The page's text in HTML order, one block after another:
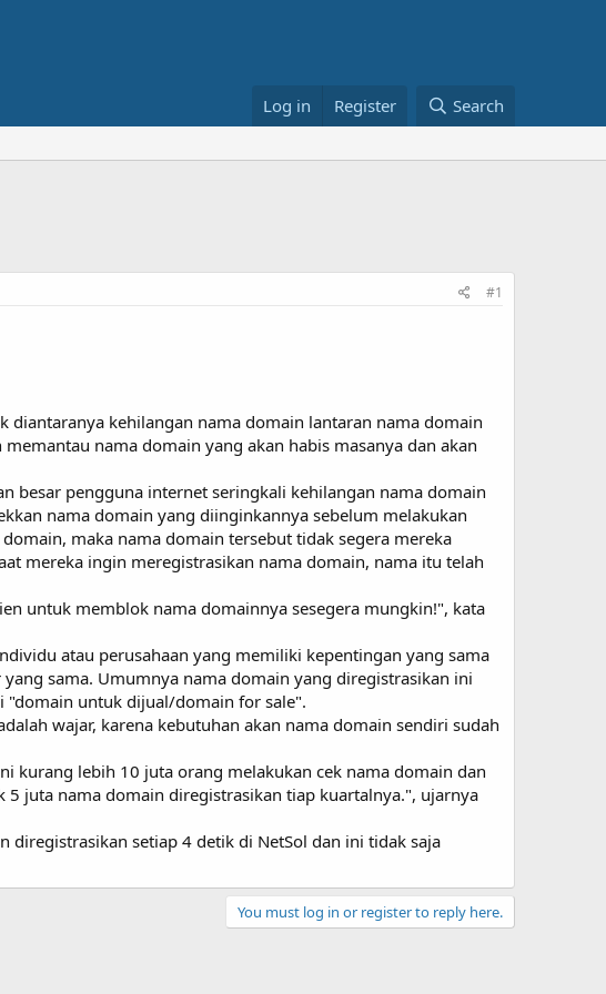
Log in Register Search
#1
diantaranya kehilangan nama domain lantaran nama domain
nama domain yang akan habis masanya dan akan
besar pengguna internet seringkali kehilangan nama domain
nama domain yang diinginkannya sebelum melakukan
maka nama domain tersebut tidak segera mereka
mereka ingin meregistrasikan nama domain, nama itu telah
untuk memblok nama domainnya sesegera mungkin!", kata
atau perusahaan yang memiliki kepentingan yang sama
sama. Umumnya nama domain yang diregistrasikan ini
"domain untuk dijual/domain for sale".
wajar, karena kebutuhan akan nama domain sendiri sudah
kurang lebih 10 juta orang melakukan cek nama domain dan
5 juta nama domain diregistrasikan tiap kuartalnya.", ujarnya
diregistrasikan setiap 4 detik di NetSol dan ini tidak saja
You must log in or register to reply here.